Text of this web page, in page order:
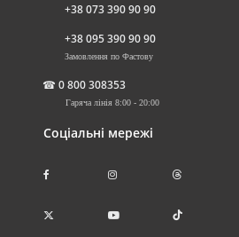
+38 073 390 90 90
+38 095 390 90 90
Замовлення по Фастову
☎ 0 800 308353
Гаряча лінія 8:00 - 20:00
Соціальні мережі